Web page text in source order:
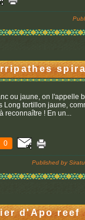
ou jaune, on l'appelle
tortillon jaune,
reconnaître ! En un...
0
Published by
d'Apo reef